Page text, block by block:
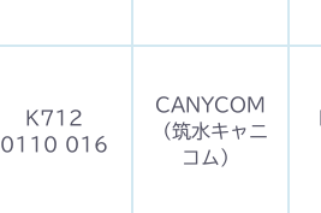
K712
0110 016
CANYCOM
（筑水キャニ
コム）